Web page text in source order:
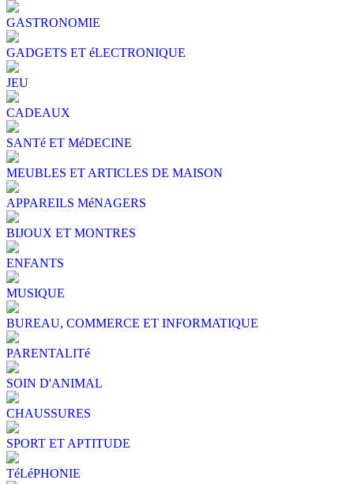
GASTRONOMIE
GADGETS ET éLECTRONIQUE
JEU
CADEAUX
SANTé ET MéDECINE
MEUBLES ET ARTICLES DE MAISON
APPAREILS MéNAGERS
BIJOUX ET MONTRES
ENFANTS
MUSIQUE
BUREAU, COMMERCE ET INFORMATIQUE
PARENTALITé
SOIN D'ANIMAL
CHAUSSURES
SPORT ET APTITUDE
TéLéPHONIE